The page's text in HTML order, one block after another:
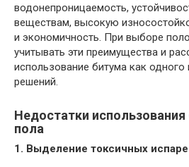
водонепроницаемость,
веществам, высокую
и экономичность. При выборе
учитывать эти преимущества и
использование битума как
решений.
Недостатки
пола
1. Выделение токсичных